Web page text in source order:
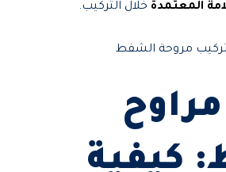
المعتمدة خلال التركيب.
كيفية